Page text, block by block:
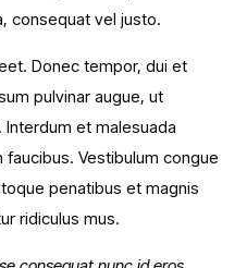
consequat vel justo.
Donec tempor, dui et
pulvinar augue, ut
et malesuada
Vestibulum congue
penatibus et magnis
ridiculus mus.